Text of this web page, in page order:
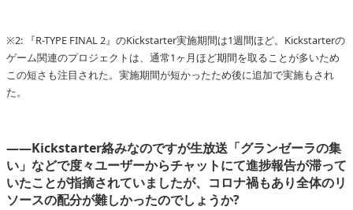
※2: 『R-TYPE FINAL 2』のKickstarter実施期間は1週間ほど。Kickstarterの
ゲーム関連のプロジェクトは、通常1ヶ月ほど期間を取ることが多いため
この短さも注目された。実施期間が短かったため後に追加で実施もされ
た。
――Kickstarter絡みなのですが生放送「グランゼーラの集
い」などで度々ユーザーからチャットにて進捗報告が滞って
いたことが指摘されていましたが、コロナ禍もあり全体のリ
ソースの配分が難しかったのでしょうか?